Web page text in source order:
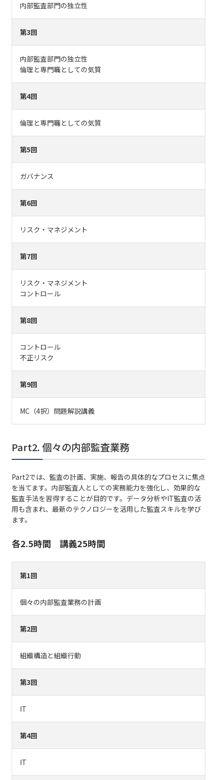
内部監査部門の独立性
第3回
内部監査部門の独立性
倫理と専門職としての気質
第4回
倫理と専門職としての気質
第5回
ガバナンス
第6回
リスク・マネジメント
第7回
リスク・マネジメント
コントロール
第8回
コントロール
不正リスク
第9回
MC（4択）問題解説講義
Part2. 個々の内部監査業務
Part2では、監査の計画、実施、報告の具体的なプロセスに焦点
を当てます。内部監査人としての実務能力を強化し、効果的な
監査手法を習得することが目的です。データ分析やIT監査の活
用も含まれ、最新のテクノロジーを活用した監査スキルを学び
ます。
各2.5時間 講義25時間
第1回
個々の内部監査業務の計画
第2回
組織構造と組織行動
第3回
IT
第4回
IT